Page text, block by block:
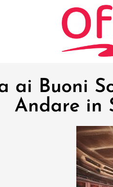
ai Buoni
Andare in